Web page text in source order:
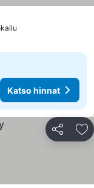
Katso hinnat
Jaa